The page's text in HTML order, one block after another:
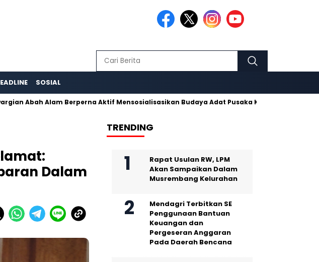
SOSIAL
Alam Berperna Aktif Mensosialisasikan Budaya Adat Pusaka Kujang
Dalam
TRENDING
Rapat Usulan RW, LPM
Akan Sampaikan Dalam
Musrembang Kelurahan
Mendagri Terbitkan SE
Penggunaan Bantuan
Keuangan dan
Pergeseran Anggaran
Pada Daerah Bencana